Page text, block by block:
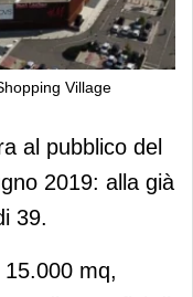
Village
Park e
al pubblico del
2019: alla già
39.
mq,